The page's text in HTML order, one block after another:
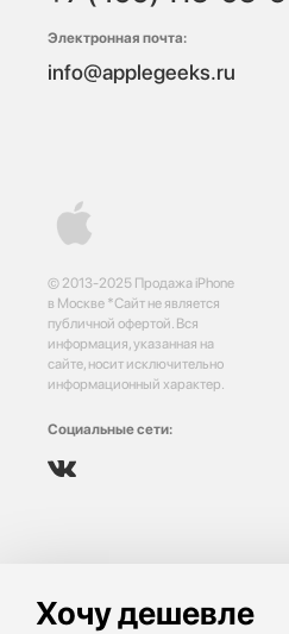
© 2013-2025 Продажа iPhone
в Москве *Сайт не является
публичной офертой. Вся
информация, указанная на
сайте, носит исключительно
информационный характер.
Социальные сети:
Электронная почта:
info@applegeeks.ru
Хочу дешевле